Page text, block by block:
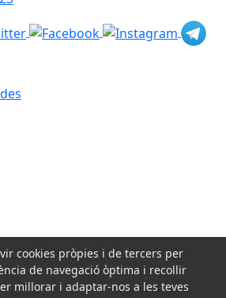
cookies pròpies i de tercers per
de navegació òptima i recollir
millorar i adaptar-nos a les teves